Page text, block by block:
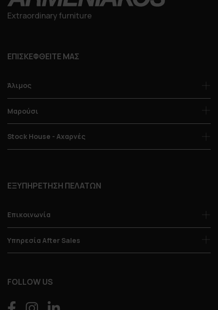
Extraordinary furniture
ΕΠΙΣΚΕΦΘΕΙΤΕ ΜΑΣ
Άλιμος
Μαρούσι
Stock House - Αχαρνές
ΕΞΥΠΗΡΕΤΗΣΗ ΠΕΛΑΤΩΝ
Επικοινωνία
Υπηρεσία After Sales
FOLLOW US